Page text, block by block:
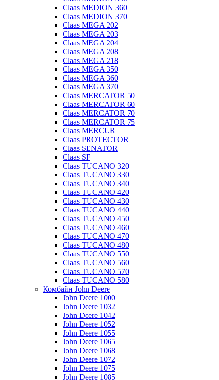
Claas MEDION 360
Claas MEDION 370
Claas MEGA 202
Claas MEGA 203
Claas MEGA 204
Claas MEGA 208
Claas MEGA 218
Claas MEGA 350
Claas MEGA 360
Claas MEGA 370
Claas MERCATOR 50
Claas MERCATOR 60
Claas MERCATOR 70
Claas MERCATOR 75
Claas MERCUR
Claas PROTECTOR
Claas SENATOR
Claas SF
Claas TUCANO 320
Claas TUCANO 330
Claas TUCANO 340
Claas TUCANO 420
Claas TUCANO 430
Claas TUCANO 440
Claas TUCANO 450
Claas TUCANO 460
Claas TUCANO 470
Claas TUCANO 480
Claas TUCANO 550
Claas TUCANO 560
Claas TUCANO 570
Claas TUCANO 580
Комбайн John Deere
John Deere 1000
John Deere 1032
John Deere 1042
John Deere 1052
John Deere 1055
John Deere 1065
John Deere 1068
John Deere 1072
John Deere 1075
John Deere 1085